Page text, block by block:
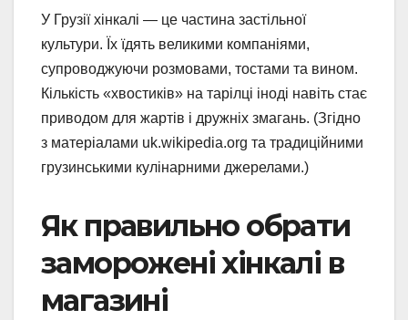
У Грузії хінкалі — це частина застільної
культури. Їх їдять великими компаніями,
супроводжуючи розмовами, тостами та вином.
Кількість «хвостиків» на тарілці іноді навіть стає
приводом для жартів і дружніх змагань. (Згідно
з матеріалами uk.wikipedia.org та традиційними
грузинськими кулінарними джерелами.)
Як правильно обрати
заморожені хінкалі в
магазині